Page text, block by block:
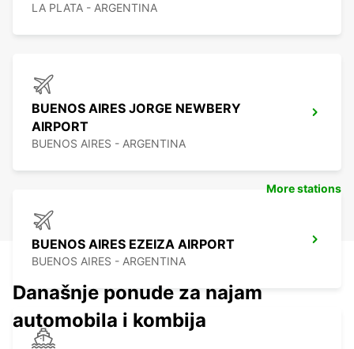
LA PLATA - ARGENTINA
BUENOS AIRES JORGE NEWBERY
AIRPORT
BUENOS AIRES - ARGENTINA
BUENOS AIRES EZEIZA AIRPORT
BUENOS AIRES - ARGENTINA
More stations
Današnje ponude za najam
automobila i kombija